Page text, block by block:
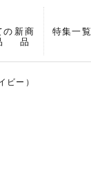
の 新商
品
特集一覧
ビー）